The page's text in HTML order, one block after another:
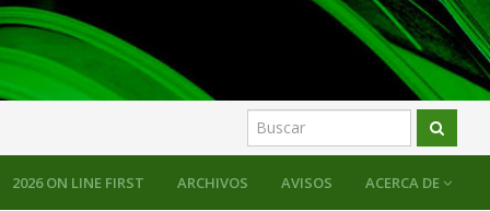
2026 ON LINE FIRST ARCHIVOS AVISOS ACERCA DE